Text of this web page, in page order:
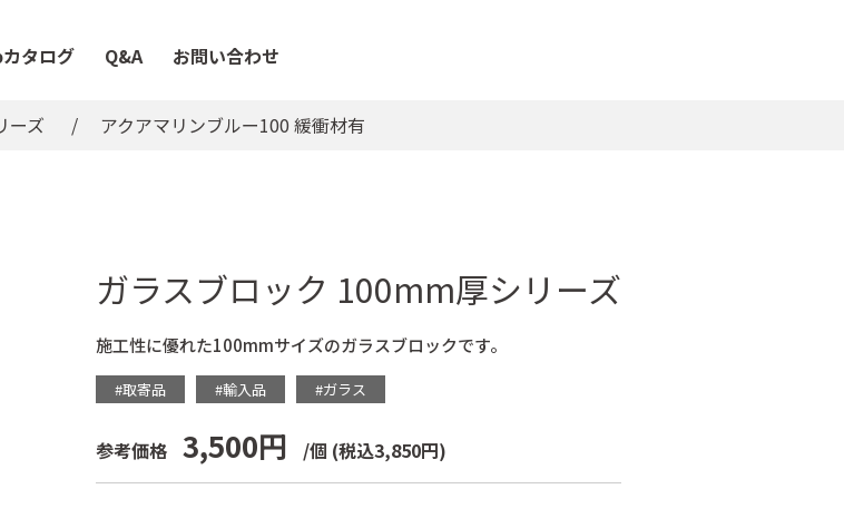
タログ Q&A お問い合わせ
ーズ アクアマリンブルー100 緩衝材有
ガラスブロック 100mm厚シリーズ
施工性に優れた100mmサイズのガラスブロックです。
#取寄品 #輸入品 #ガラス
参考価格 3,500円 /個 (税込3,850円)